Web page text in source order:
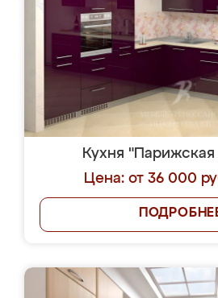
Кухня "Парижская
Цена: от 36 000